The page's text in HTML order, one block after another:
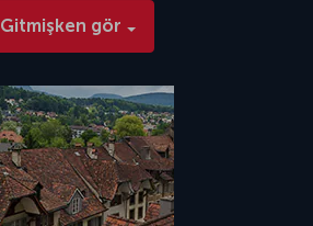
Gitmişken gör